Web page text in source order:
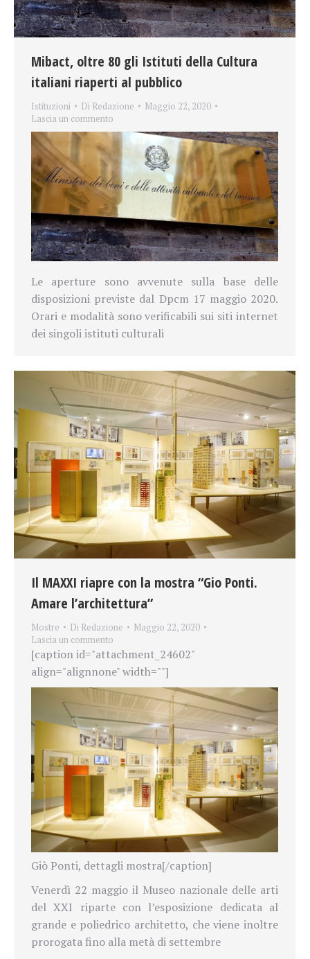
Mibact, oltre 80 gli Istituti della Cultura
italiani riaperti al pubblico
Istituzioni Di Redazione
Maggio 22, 2020
Lascia un commento
Le aperture sono avvenute sulla base delle
disposizioni previste dal Dpcm 17 maggio 2020.
Orari e modalità sono verificabili sui siti internet
dei singoli istituti culturali
Il MAXXI riapre con la mostra “Gio Ponti.
Amare l’architettura”
Mostre Di Redazione
Maggio 22, 2020
Lascia un commento
[caption id="attachment_24602"
align="alignnone" width=""]
Giò Ponti, dettagli mostra[/caption]
Venerdì 22 maggio il Museo nazionale delle arti
del XXI riparte con l’esposizione dedicata al
grande e poliedrico architetto, che viene inoltre
prorogata fino alla metà di settembre